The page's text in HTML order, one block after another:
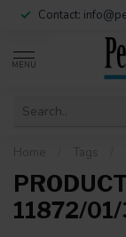
Contact:
MENU
Home Tags
11872/